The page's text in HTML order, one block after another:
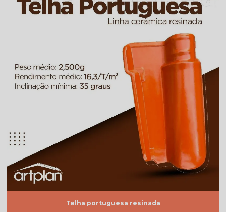
Telha americana esmaltada valor
Telha americana esmaltada vermelha
Telha americana mesclada
Telha americana mesclada natural
Telha americana mesclada valor
Telha americana natural
Telha americana natural preço
Telha americana resinada
Telha americana resinada cores
Telha portuguesa resinada